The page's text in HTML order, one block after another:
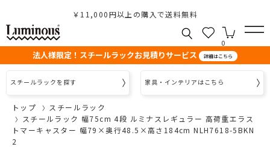
￥11,000円以上の購入で送料無料
0
法人様限定！スチールラックお見積りサービス 詳細はこちら
スチールラックを探す 家具・インテリアはこちら
トップ
スチールラック
スチールラック 幅75cm 4段 ルミナスレギュラー 高荷重エラス
トマーキャスター 幅79×奥行48.5×高さ184cm NLH7618-5BKN
2